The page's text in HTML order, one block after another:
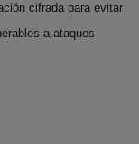
cifrada para evitar
a ataques